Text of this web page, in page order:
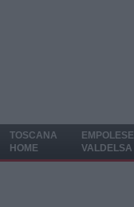
TOSCANA
HOME
EMPOLESE
VALDELSA